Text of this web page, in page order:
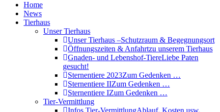
Home
News
Tierhaus
Unser Tierhaus
Unser Tierhaus –Schutzraum & Begegnungsort
Öffnungszeiten & Anfahrtzu unserem Tierhaus
Gnaden- und Lebenshof-TiereLiebe Paten
gesucht!
Sternentiere 2023Zum Gedenken …
Sternentiere IIZum Gedenken …
Sternentiere IZum Gedenken …
Tier-Vermittlung
Infos Tier-VermittlungAblauf, Kosten usw.